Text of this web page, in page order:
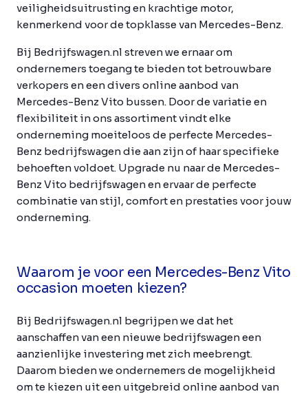
veiligheidsuitrusting en krachtige motor,
kenmerkend voor de topklasse van Mercedes-Benz.
Bij Bedrijfswagen.nl streven we ernaar om
ondernemers toegang te bieden tot betrouwbare
verkopers en een divers online aanbod van
Mercedes-Benz Vito bussen. Door de variatie en
flexibiliteit in ons assortiment vindt elke
onderneming moeiteloos de perfecte Mercedes-
Benz bedrijfswagen die aan zijn of haar specifieke
behoeften voldoet. Upgrade nu naar de Mercedes-
Benz Vito bedrijfswagen en ervaar de perfecte
combinatie van stijl, comfort en prestaties voor jouw
onderneming.
Waarom je voor een Mercedes-Benz Vito
occasion moeten kiezen?
Bij Bedrijfswagen.nl begrijpen we dat het
aanschaffen van een nieuwe bedrijfswagen een
aanzienlijke investering met zich meebrengt.
Daarom bieden we ondernemers de mogelijkheid
om te kiezen uit een uitgebreid online aanbod van